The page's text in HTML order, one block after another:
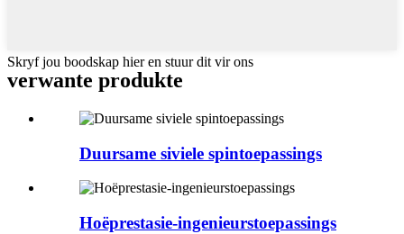
Skryf jou boodskap hier en stuur dit vir ons
verwante produkte
Duursame siviele spintoepassings
Hoëprestasie-ingenieurstoepassings